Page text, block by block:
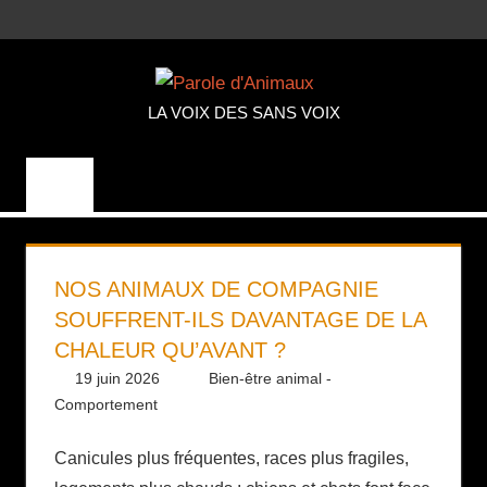
au
LA VOIX DES SANS VOIX
NOS ANIMAUX DE COMPAGNIE
SOUFFRENT-ILS DAVANTAGE DE LA
CHALEUR QU’AVANT ?
19 juin 2026 Daniel
Bien-être animal -
Comportement
Canicules plus fréquentes, races plus fragiles,